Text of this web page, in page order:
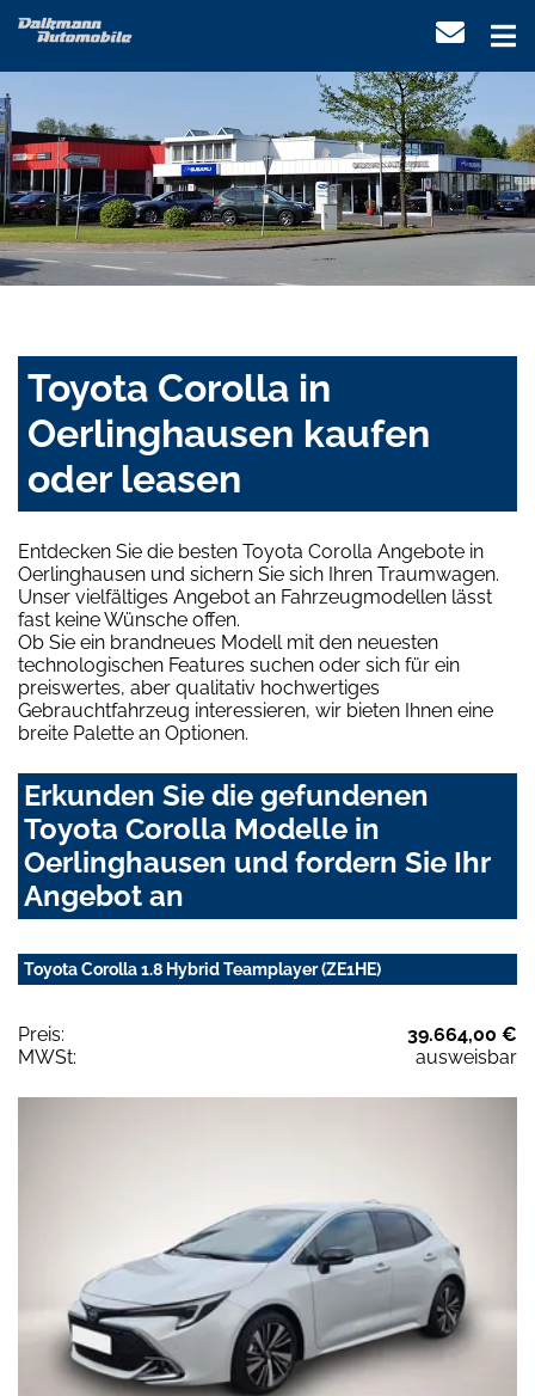
Toyota Corolla in
Oerlinghausen kaufen
oder leasen
Entdecken Sie die besten Toyota Corolla Angebote in
Oerlinghausen und sichern Sie sich Ihren Traumwagen.
Unser vielfältiges Angebot an Fahrzeugmodellen lässt
fast keine Wünsche offen.
Ob Sie ein brandneues Modell mit den neuesten
technologischen Features suchen oder sich für ein
preiswertes, aber qualitativ hochwertiges
Gebrauchtfahrzeug interessieren, wir bieten Ihnen eine
breite Palette an Optionen.
Erkunden Sie die gefundenen
Toyota Corolla Modelle in
Oerlinghausen und fordern Sie Ihr
Angebot an
Toyota Corolla 1.8 Hybrid Teamplayer (ZE1HE)
Preis:
39.664,00 €
MWSt:
ausweisbar